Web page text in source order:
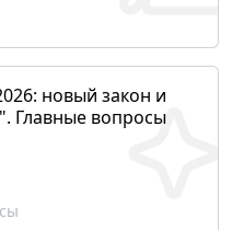
новый закон и
Главные вопросы